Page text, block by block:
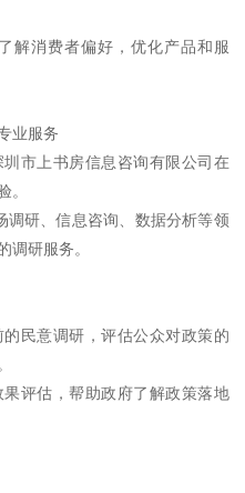
解消费者偏好，优化产品和服
业服务
市上书房信息咨询有限公司在
。
调研、信息咨询、数据分析等领
调研服务。
民意调研，评估公众对政策的
评估，帮助政府了解政策落地